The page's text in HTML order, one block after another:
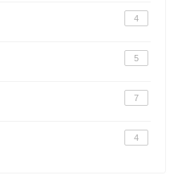
4
5
7
4